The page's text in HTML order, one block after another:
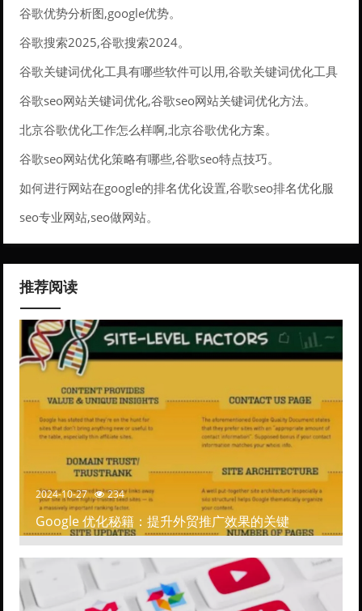
谷歌优势分析图,google优势。
谷歌搜索2025,谷歌搜索2024。
谷歌关键词优化工具有哪些软件可以用,谷歌关键词优化工具
有哪些软件可以用的。
谷歌seo网站关键词优化,谷歌seo网站关键词优化方法。
北京谷歌优化工作怎么样啊,北京谷歌优化方案。
谷歌seo网站优化策略有哪些,谷歌seo特点技巧。
如何进行网站在google的排名优化设置,谷歌seo排名优化服
务。
seo专业网站,seo做网站。
推荐阅读
2024-10-27 234
Google 优化秘籍：提升外贸推广效果的关键